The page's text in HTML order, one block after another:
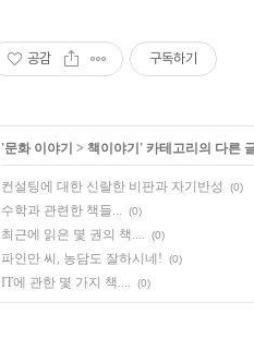
공감 구독하기
'문화 이야기 > 책이야기 ' 카테고리의 다른
컨설팅에 대한 신랄한 비판과 자기반성 (0)
수학과 관련한 책들... (0)
최근에 읽은 몇 권의 책.... (0)
파인만 씨, 농담도 잘하시네! (0)
IT에 관한 몇 가지 책.... (0)